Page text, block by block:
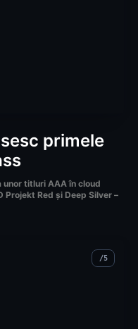
primele
unor titluri AAA în cloud
Projekt Red și Deep Silver –